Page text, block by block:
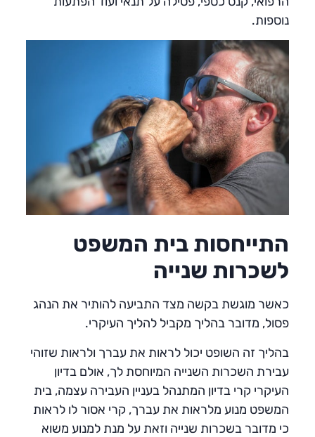
נוספות.
התייחסות בית המשפט
לשכרות שנייה
כאשר מוגשת בקשה מצד התביעה להותיר את הנהג
פסול, מדובר בהליך מקביל להליך העיקרי.
בהליך זה השופט יכול לראות את עברך ולראות שזוהי
עבירת השכרות השנייה המיוחסת לך, אולם בדיון
העיקרי קרי בדיון המתנהל בעניין העבירה עצמה, בית
המשפט מנוע מלראות את עברך, קרי אסור לו לראות
כי מדובר בשכרות שנייה וזאת על מנת למנוע משוא